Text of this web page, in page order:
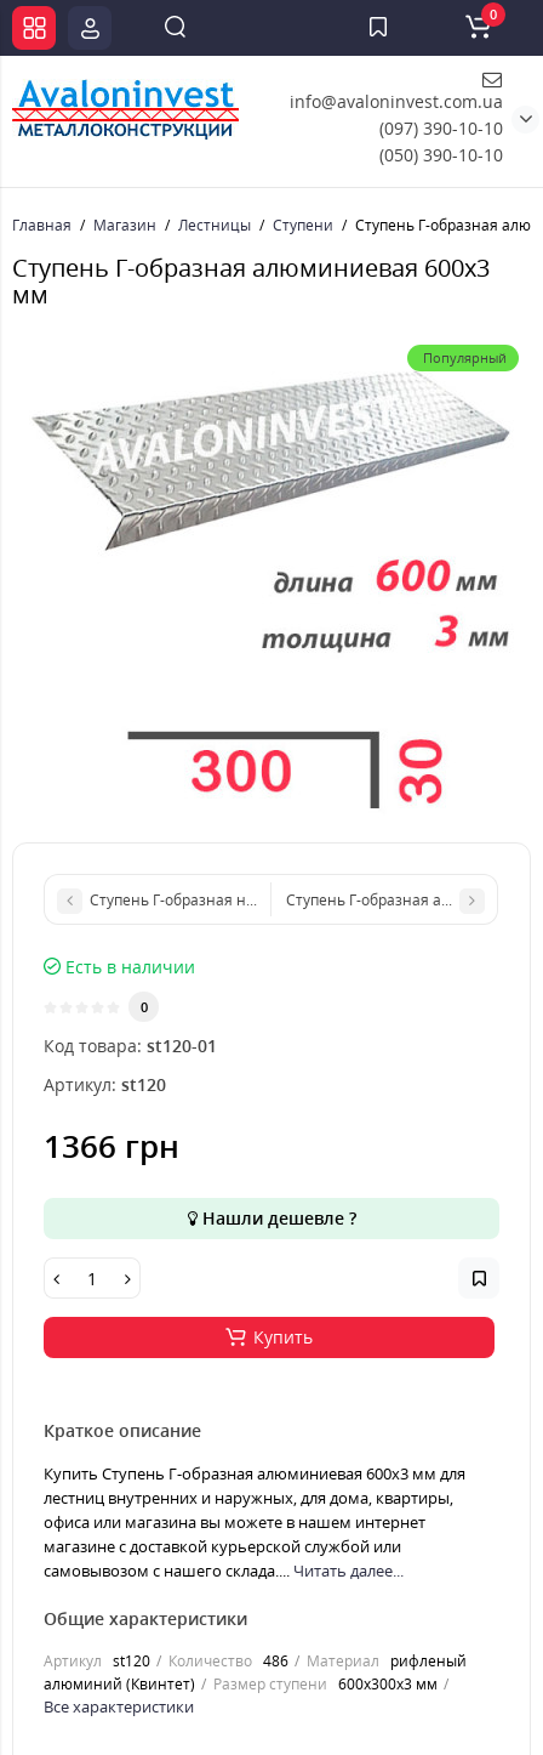
info@avaloninvest.com.ua
(097) 390-10-10
(050) 390-10-10
0
Главная Магазин Лестницы Ступени Ступень Г-образная
Ступень Г-образная алюминиевая 600x3
мм
Популярный
Ступень Г-образная нержавеющая 1500x4 мм
Ступень Г-образная алюминиевая
Есть в наличии
0
Код товара: st120-01
Артикул: st120
1366 грн
Нашли дешевле ?
Купить
Краткое описание
Купить Ступень Г-образная алюминиевая 600x3 мм для
лестниц внутренних и наружных, для дома, квартиры,
офиса или магазина вы можете в нашем интернет
магазине с доставкой курьерской службой или
самовывозом с нашего склада.... Читать далее...
Общие характеристики
Артикул st120 Количество 486 Материал
рифленый
алюминий (Квинтет)
Размер ступени 600x300x3 мм
Все характеристики